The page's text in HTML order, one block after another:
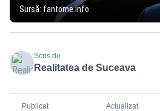
Sursă: fantome.info
Scris de
Realitatea de Suceava
Publicat Actualizat